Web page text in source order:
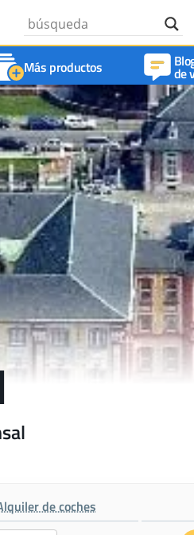
Más productos de
de coches